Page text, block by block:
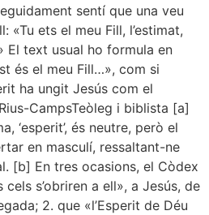
sentí que una veu
«Tu ets el meu Fill, l’estimat,
El text usual ho formula en
és el meu Fill…», com si
ha ungit Jesús com el
CampsTeòleg i biblista [a]
‘esperit’, és neutre, però el
en masculí, ressaltant-ne
[b] En tres ocasions, el Còdex
cels s’obriren a ell», a Jesús, de
2. que «l’Esperit de Déu